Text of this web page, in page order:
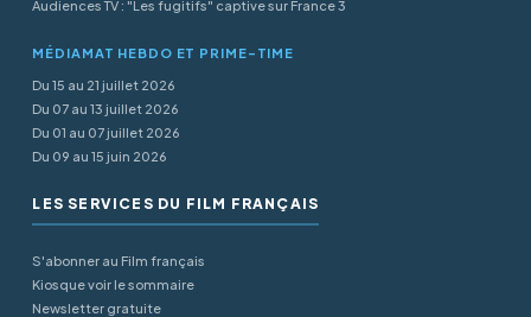
Audiences TV : "Les fugitifs" captive sur France 3
MÉDIAMAT HEBDO ET PRIME-TIME
Du 15 au 21 juillet 2026
Du 07 au 13 juillet 2026
Du 01 au 07 juillet 2026
Du 09 au 15 juin 2026
LES SERVICES DU FILM FRANÇAIS
S'abonner au Film français
Kiosque voir le sommaire
Newsletter gratuite